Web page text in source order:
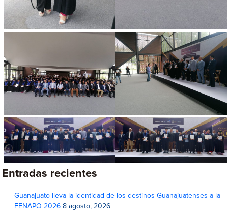
Entradas recientes
Guanajuato lleva la identidad de los destinos Guanajuatenses a la
FENAPO 2026 8 agosto, 2026